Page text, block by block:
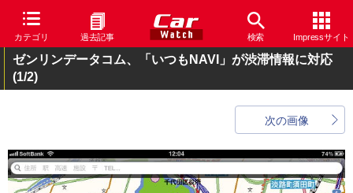
カテゴリ 過去記事 検索 Impressサイト
ゼンリンデータコム、「いつもNAVI」が渋滞情報に対応
(1/2)
次の画像